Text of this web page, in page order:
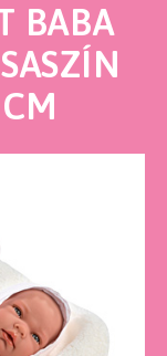
BABA